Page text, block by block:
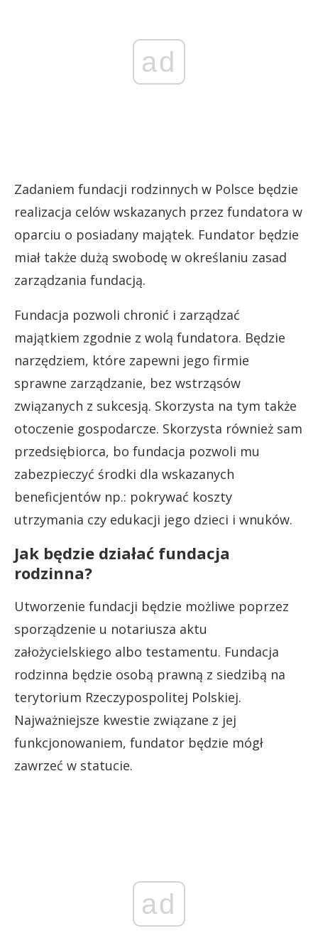
ad
Zadaniem fundacji rodzinnych w Polsce będzie
realizacja celów wskazanych przez fundatora w
oparciu o posiadany majątek. Fundator będzie
miał także dużą swobodę w określaniu zasad
zarządzania fundacją.
Fundacja pozwoli chronić i zarządzać
majątkiem zgodnie z wolą fundatora. Będzie
narzędziem, które zapewni jego firmie
sprawne zarządzanie, bez wstrząsów
związanych z sukcesją. Skorzysta na tym także
otoczenie gospodarcze. Skorzysta również sam
przedsiębiorca, bo fundacja pozwoli mu
zabezpieczyć środki dla wskazanych
beneficjentów np.: pokrywać koszty
utrzymania czy edukacji jego dzieci i wnuków.
Jak będzie działać fundacja
rodzinna?
Utworzenie fundacji będzie możliwe poprzez
sporządzenie u notariusza aktu
założycielskiego albo testamentu. Fundacja
rodzinna będzie osobą prawną z siedzibą na
terytorium Rzeczypospolitej Polskiej.
Najważniejsze kwestie związane z jej
funkcjonowaniem, fundator będzie mógł
zawrzeć w statucie.
ad